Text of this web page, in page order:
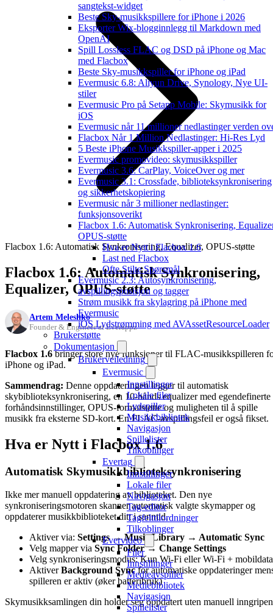
sangtekst-widget
Beste Sky-musikkspillere for iPhone i 2026
Eksporter Wix-blogginnlegg til Markdown med
OpenAI
Spill Lossless FLAC og DSD på iPhone og Mac
med Flacbox
Beste Sky-musikkspiller for iPhone og iPad
Evermusic 6.8: Aliyun Drive, Synology, Nye UI-
stiler
Evermusic Pro på Setapp Mobile: Skymusikk for
iOS
Evermusic når 11 millioner nedlastinger verden
Flacbox Når 1 Million Nedlastinger: Hi-Res Lyd
5 Beste iPhone Musikkspiller-apper i 2025
Evermusic promovideo: skymusikkspiller
Evermusic 3.6: CarPlay, VoiceOver og mer
Evermusic 3.1: Crossfade, biblioteksynkronisering
og sikkerhetskopiering
Evermusic når 3 millioner nedlastinger:
funksjonsoverikt
Flacbox 1.6: Automatisk Synkronisering,
OPUS-støtte
Hva er Nytt i Flacbox 1.6
Last ned Flacbox
Ofte Stilte Spørsmål
Evermusic 2.3: Autosynkronisering,
avspillingsposisjon og tagger
Strøm musikk fra skylagring på iPhone med
Evermusic
iOS Lydstrømming med AVAssetResourceLoader
Brukerstøtte
Dokumentasjon
Brukerveiledning
Evermusic
Innstillinger
Lokale filer
Lydspiller
Musikkbibliotek
Navigasjon
Spillelister
Tilkoblinger
Evertag
Innstillinger
Lokale filer
Navigasjon
Tag-editor
Tagfelttilordninger
Tilkoblinger
Evervideo
Filer
Innstillinger
Medieavspiller
Mediebibliotek
Navigasjon
Spillelister
Flacbox 1.6: Automatisk Synkronisering, Equalizer, OPUS-støtte
Flacbox 1.6: Automatisk Synkronisering,
Equalizer, OPUS-støtte
Artem Meleshko
Founder & Engineer at Everappz
Flacbox 1.6bringer store nye funksjoner til FLAC-musikkspilleren
iPhone og iPad.
Sammendrag: Denne oppdateringen legger til automatisk
skybiblioteksynkronisering, en 10-bånds equalizer med egendefinerte
forhåndsinnstillinger, OPUS-formatstøtte og muligheten til å spille
musikk fra eksterne SD-kort. En FLAC-avspillingsfeil er også fikset.
Hva er Nytt i Flacbox 1.6
Automatisk Skymusikkbiblioteksynkronisering
Ikke mer manuell oppdatering av biblioteket. Den nye
synkroniseringsmotoren skanner automatisk valgte skymapper og
oppdaterer musikkbiblioteket ditt i sanntid.
Aktiver via: Settings → Music Library → Automatic Sync
Velg mapper via Sync Folder → Change Settings
Velg synkroniseringsmodus: Kun Wi-Fi eller Wi-Fi + mobildata
AktiverBackground Syncfor automatiske oppdateringer
spilleren er aktiv (øker batteribruk)
Skymusikksamlingen din holder seg oppdatert uten manuell